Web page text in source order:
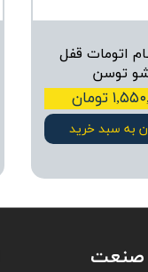
اتومات قفل
توسن
تومان
به سبد خرید
صنعت